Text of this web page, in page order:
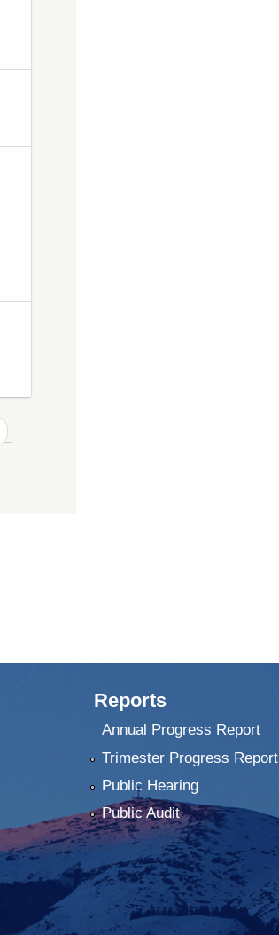
Reports
Annual Progress Report
Trimester Progress Report
Public Hearing
Public Audit